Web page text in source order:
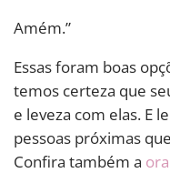
Amém.”
Essas foram boas
temos certeza que
e leveza com elas. E
pessoas próximas
Confira também a